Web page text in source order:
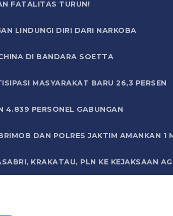
FATALITAS TURUN!
LINDUNGI DIRI DARI NARKOBA
DI BANDARA SOETTA
MASYARAKAT BARU 26,3 PERSEN
4.839 PERSONEL GABUNGAN
DAN POLRES JAKTIM AMANKAN 1
KRAKATAU, PLN KE KEJAKSAAN